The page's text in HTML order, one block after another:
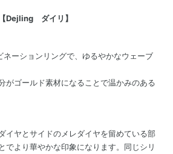
【Dejling ダイリ】
ネーションリングで、ゆるやかなウェーブ
がゴールド素材になることで温かみのある
イヤとサイドのメレダイヤを留めている部
でより華やかな印象になります。同じシリ